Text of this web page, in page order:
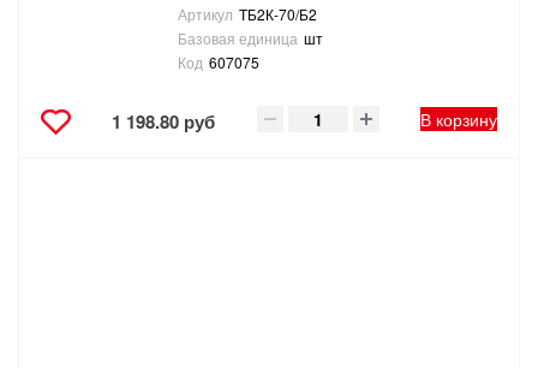
Артикул ТБ2К-70/Б2
Базовая единица шт
Код 607075
1 198.80 руб В корзину